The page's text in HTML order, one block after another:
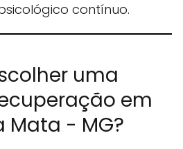
contínuo.
uma
em
Mata - MG?